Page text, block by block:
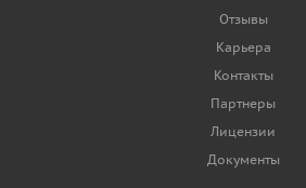
Отзывы
Карьера
Контакты
Партнеры
Лицензии
Документы